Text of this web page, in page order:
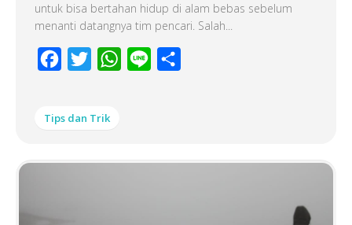
untuk bisa bertahan hidup di alam bebas sebelum
menanti datangnya tim pencari. Salah...
Facebook
Twitter WhatsApp
Line
Tips dan Trik